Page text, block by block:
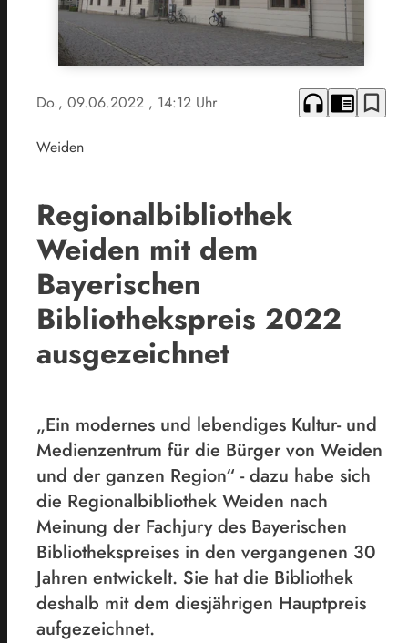
Do., 09.06.2022 , 14:12 Uhr headphones chrome_reader_mode bookmark_border
Weiden
Regionalbibliothek
Weiden mit dem
Bayerischen
Bibliothekspreis 2022
ausgezeichnet
„Ein modernes und lebendiges Kultur- und
Medienzentrum für die Bürger von Weiden
und der ganzen Region“ - dazu habe sich
die Regionalbibliothek Weiden nach
Meinung der Fachjury des Bayerischen
Bibliothekspreises in den vergangenen 30
Jahren entwickelt. Sie hat die Bibliothek
deshalb mit dem diesjährigen Hauptpreis
aufgezeichnet.